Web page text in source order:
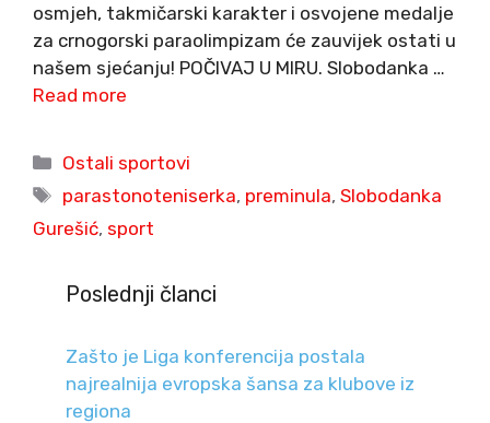
osmjeh, takmičarski karakter i osvojene medalje
za crnogorski paraolimpizam će zauvijek ostati u
našem sjećanju! POČIVAJ U MIRU. Slobodanka …
Read more
Categories
Ostali sportovi
Tags
parastonoteniserka, preminula,Slobodanka
Gurešić, sport
Poslednji članci
Zašto je Liga konferencija postala
najrealnija evropska šansa za klubove iz
regiona